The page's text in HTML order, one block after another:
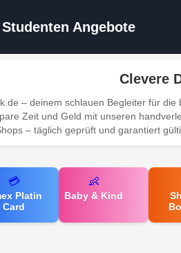
Angebote
Clevere
– deinem schlauen Begleiter für
Zeit und Geld mit unseren
– täglich geprüft und garantiert
💳
Platin
Card
👶
Baby & Kind